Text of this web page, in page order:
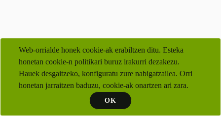
Web-orrialde honek cookie-ak erabiltzen ditu. Esteka
honetan cookie-n politikari buruz irakurri dezakezu.
Hauek desgaitzeko, konfiguratu zure nabigatzailea. Orri
honetan jarraitzen baduzu, cookie-ak onartzen ari zara.
OK